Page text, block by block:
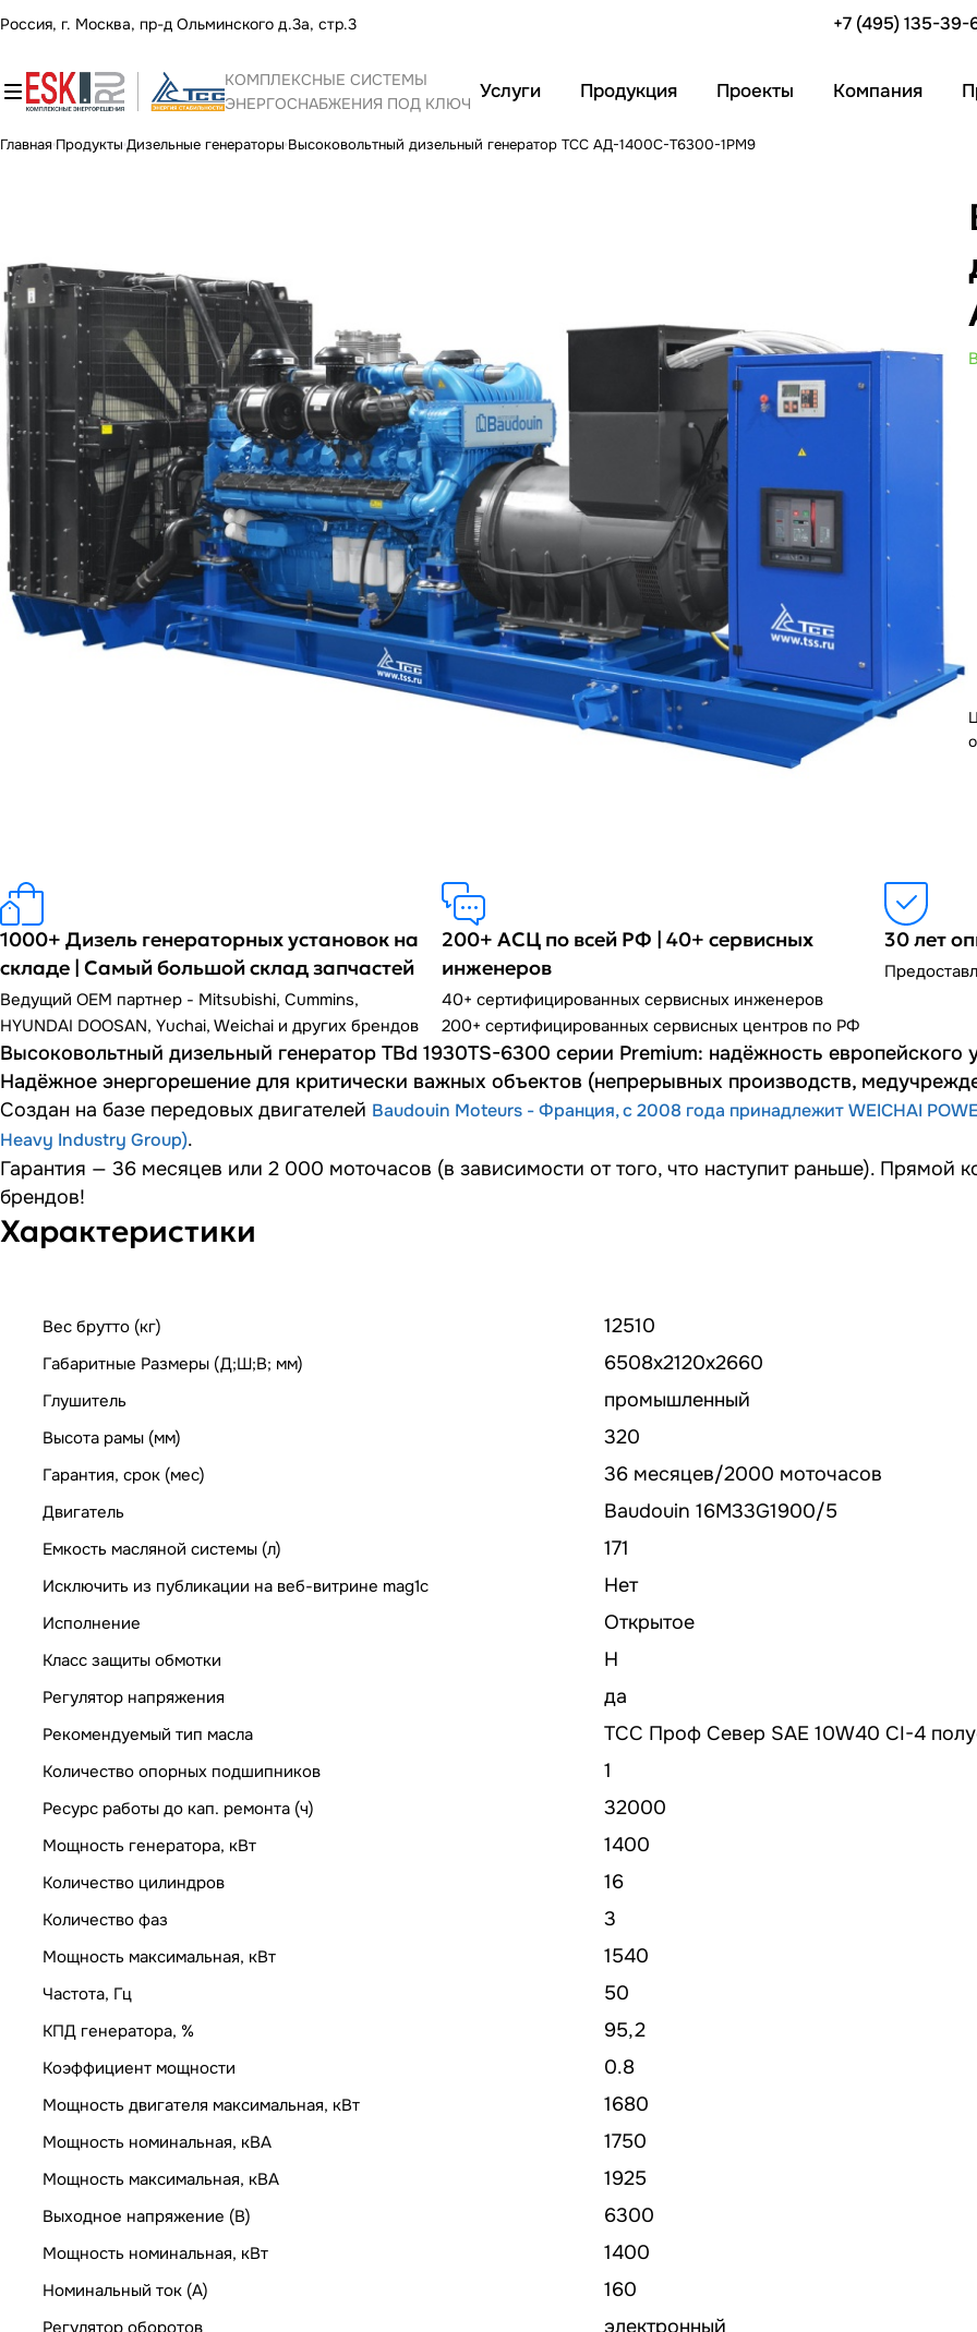
Россия, г. Москва, пр-д Ольминского д.3а, стр.3 +7 (495) 135-39-
КОМПЛЕКСНЫЕ СИСТЕМЫ
ЭНЕРГОСНАБЖЕНИЯ ПОД КЛЮЧ
Услуги Продукция Проекты Компания
Главная Продукты Дизельные генераторы Высоковольтный дизельный генератор ТСС АД-1400С-Т6300-1РМ9
1000+ Дизель генераторных установок на
складе | Самый большой склад запчастей
Ведущий OEM партнер - Mitsubishi, Cummins,
HYUNDAI DOOSAN, Yuchai, Weichai и других брендов
200+ АСЦ по всей РФ | 40+ сервисных
инженеров
40+ сертифицированных сервисных инженеров
200+ сертифицированных сервисных центров по РФ
30 лет
Высоковольтный дизельный генератор TBd 1930TS-6300 серии Premium: надёжность европейского
Надёжное энергорешение для критически важных объектов (непрерывных производств,
Создан на базе передовых двигателей Baudouin Moteurs - Франция, с 2008 года принадлежит WEICHAI
Heavy Industry Group).
Гарантия — 36 месяцев или 2 000 моточасов (в зависимости от того, что наступит раньше). Прямой
брендов!
Характеристики
Вес брутто (кг) 12510
Габаритные Размеры (Д;Ш;В; мм) 6508x2120х2660
Глушитель промышленный
Высота рамы (мм) 320
Гарантия, срок (мес) 36 месяцев/2000 моточасов
Двигатель Baudouin 16M33G1900/5
Емкость масляной системы (л) 171
Исключить из публикации на веб-витрине mag1c Нет
Исполнение Открытое
Класс защиты обмотки H
Регулятор напряжения да
Рекомендуемый тип масла ТСС Проф Север SAE 10W40 CI-4
Количество опорных подшипников 1
Ресурс работы до кап. ремонта (ч) 32000
Мощность генератора, кВт 1400
Количество цилиндров 16
Количество фаз 3
Мощность максимальная, кВт 1540
Частота, Гц 50
КПД генератора, % 95,2
Коэффициент мощности 0.8
Мощность двигателя максимальная, кВт 1680
Мощность номинальная, кВА 1750
Мощность максимальная, кВА 1925
Выходное напряжение (В) 6300
Мощность номинальная, кВт 1400
Номинальный ток (А) 160
Регулятор оборотов электронный